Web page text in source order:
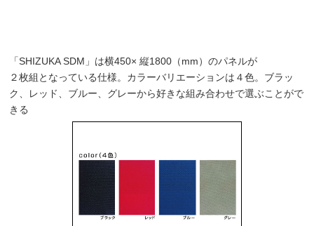
「SHIZUKA SDM」は横450× 縦1800（mm）のパネルが
２枚組となっている仕様。カラーバリエーションは４色。ブラッ
ク、レッド、ブルー、グレーから好きな組み合わせで選ぶことがで
きる